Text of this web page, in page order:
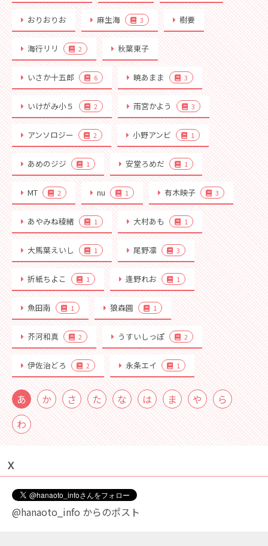
おりおりお 麻生海 3 樹要
海行リリ 2 秋葉東子
いさか十五郎 6 暁あまま 3
いけがみ小５ 2 雨宮かよう 3
アンソロジー 2 小野アンビ 1
あめのジジ 1 安堂ろめだ 1
MT 2 nu 1 有木映子 3
あやみね稜緒 1 大村あも 1
大馬葉えいし 1 尾野凛 3
折紙ちよこ 1 逢野れお 1
魚田南 1 狼森圓 1
芥河和真 2 うすいしっぽ 2
伊佐治どろ 2 永条エイ 1
あ か さ た な は ま や
ら
わ
Ｘ
@hanaoto_info からのポスト